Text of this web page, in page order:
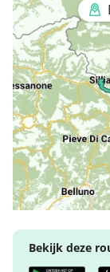
Bekijk deze